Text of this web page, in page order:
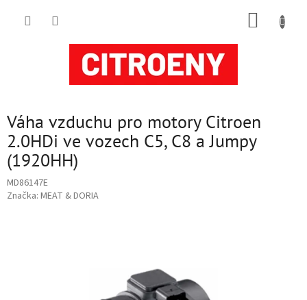
Váha vzduchu pro motory Citroen
2.0HDi ve vozech C5, C8 a Jumpy
(1920HH)
MD86147E
Značka: MEAT & DORIA